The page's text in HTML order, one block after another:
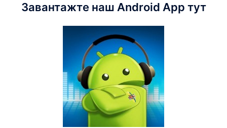
Завантажте наш Android App тут